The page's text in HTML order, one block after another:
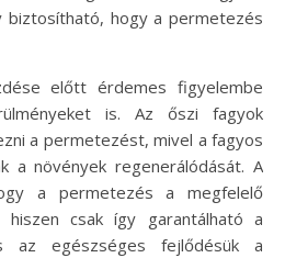
biztosítható, hogy a permetezés
előtt érdemes figyelembe
is. Az őszi fagyok
a permetezést, mivel a fagyos
a növények regenerálódását. A
a permetezés a megfelelő
csak így garantálható a
az egészséges fejlődésük a